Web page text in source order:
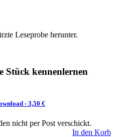
Leseprobe herunter.
Stück kennenlernen
- 3,50 €
nicht per Post verschickt.
In den Korb